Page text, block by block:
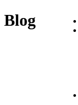
Blog